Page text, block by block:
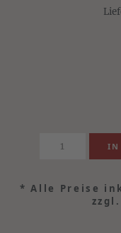
* Alle Preise